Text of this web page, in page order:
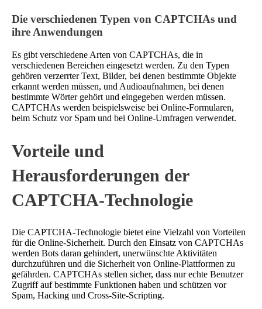
Die verschiedenen Typen von CAPTCHAs und
ihre Anwendungen
Es gibt verschiedene Arten von CAPTCHAs, die in
verschiedenen Bereichen eingesetzt werden. Zu den Typen
gehören verzerrter Text, Bilder, bei denen bestimmte Objekte
erkannt werden müssen, und Audioaufnahmen, bei denen
bestimmte Wörter gehört und eingegeben werden müssen.
CAPTCHAs werden beispielsweise bei Online-Formularen,
beim Schutz vor Spam und bei Online-Umfragen verwendet.
Vorteile und
Herausforderungen der
CAPTCHA-Technologie
Die CAPTCHA-Technologie bietet eine Vielzahl von Vorteilen
für die Online-Sicherheit. Durch den Einsatz von CAPTCHAs
werden Bots daran gehindert, unerwünschte Aktivitäten
durchzuführen und die Sicherheit von Online-Plattformen zu
gefährden. CAPTCHAs stellen sicher, dass nur echte Benutzer
Zugriff auf bestimmte Funktionen haben und schützen vor
Spam, Hacking und Cross-Site-Scripting.